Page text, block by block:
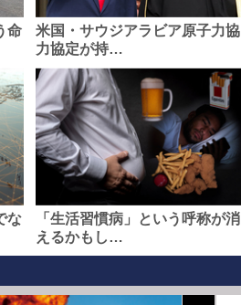
命
米国・サウジアラビア原子力協
力協定が持…
な
「生活習慣病」という呼称が消
えるかもし…